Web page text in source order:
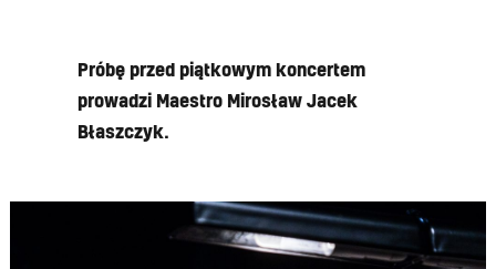
Próbę przed piątkowym koncertem
prowadzi Maestro Mirosław Jacek
Błaszczyk.